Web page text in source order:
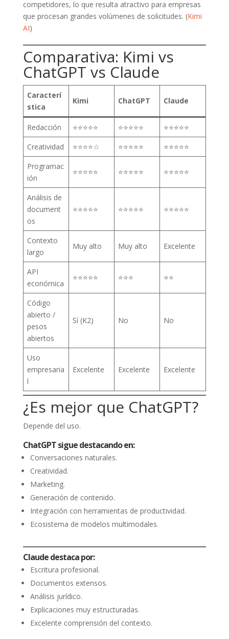
competidores, lo que resulta atractivo para empresas
que procesan grandes volúmenes de solicitudes. (Kimi
AI)
Comparativa: Kimi vs
ChatGPT vs Claude
Caracterí
stica
Kimi ChatGPT Claude
Redacción ⭐⭐⭐⭐⭐ ⭐⭐⭐⭐⭐
⭐⭐⭐⭐⭐
Creatividad
⭐⭐⭐⭐☆ ⭐⭐⭐⭐⭐
⭐⭐⭐⭐⭐
Programac
ión
⭐⭐⭐⭐⭐ ⭐⭐⭐⭐⭐ ⭐⭐⭐⭐⭐
Análisis de
document
os
⭐⭐⭐⭐⭐ ⭐⭐⭐⭐⭐ ⭐⭐⭐⭐⭐
Contexto
largo
Muy alto Muy alto Excelente
API
económica
⭐⭐⭐⭐⭐ ⭐⭐⭐ ⭐⭐
Código
abierto /
pesos
abiertos
Sí (K2) No No
Uso
empresaria
l
Excelente Excelente Excelente
¿Es mejor que ChatGPT?
Depende del uso.
ChatGPT sigue destacando en:
Conversaciones naturales.
Creatividad.
Marketing.
Generación de contenido.
Integración con herramientas de productividad.
Ecosistema de modelos multimodales.
Claude destaca por:
Escritura profesional.
Documentos extensos.
Análisis jurídico.
Explicaciones muy estructuradas.
Excelente comprensión del contexto.